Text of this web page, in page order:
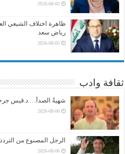
2026-08-05
ظاهرة اختلاف الشيعي
رياض سعد
2026-08-05
ثقافة وادب
شهيةُ الصدأ….د.قيس
2026-08-06
الرجل المصنوع من
2026-08-06